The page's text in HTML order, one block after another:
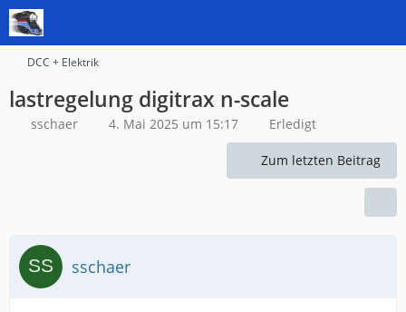
DCC + Elektrik
lastregelung digitrax n-scale
sschaer 4. Mai 2025 um 15:17 Erledigt
Zum letzten Beitrag
sschaer